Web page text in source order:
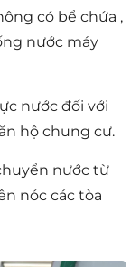
có bể chứa ,
nước máy
nước đối với
hộ chung cư.
nước từ
nóc các tòa